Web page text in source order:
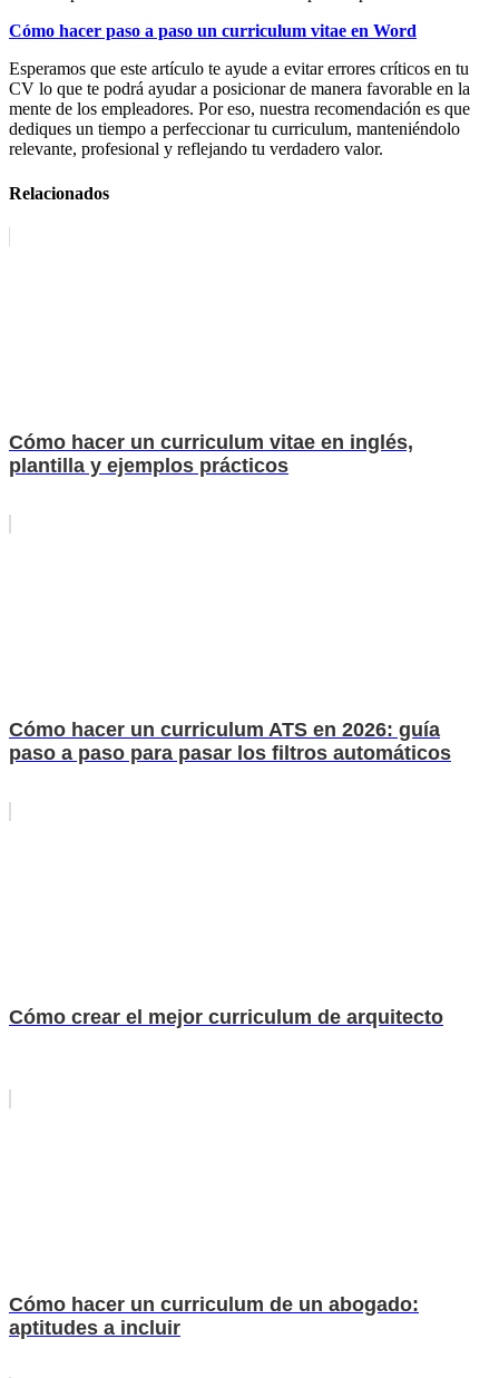
Cómo hacer paso a paso un curriculum vitae en Word
Esperamos que este artículo te ayude a evitar errores críticos en tu
CV lo que te podrá ayudar a posicionar de manera favorable en la
mente de los empleadores. Por eso, nuestra recomendación es que
dediques un tiempo a perfeccionar tu curriculum, manteniéndolo
relevante, profesional y reflejando tu verdadero valor.
Relacionados
Cómo hacer un curriculum vitae en inglés,
plantilla y ejemplos prácticos
Cómo hacer un curriculum ATS en 2026: guía
paso a paso para pasar los filtros automáticos
Cómo crear el mejor curriculum de arquitecto
Cómo hacer un curriculum de un abogado:
aptitudes a incluir